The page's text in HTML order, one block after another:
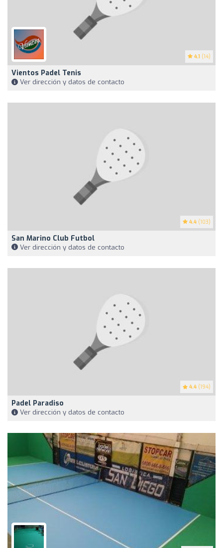
4.1 (14)
Vientos Padel Tenis
Ver dirección y datos de contacto
4.4 (103)
San Marino Club Futbol
Ver dirección y datos de contacto
4.4 (194)
Padel Paradiso
Ver dirección y datos de contacto